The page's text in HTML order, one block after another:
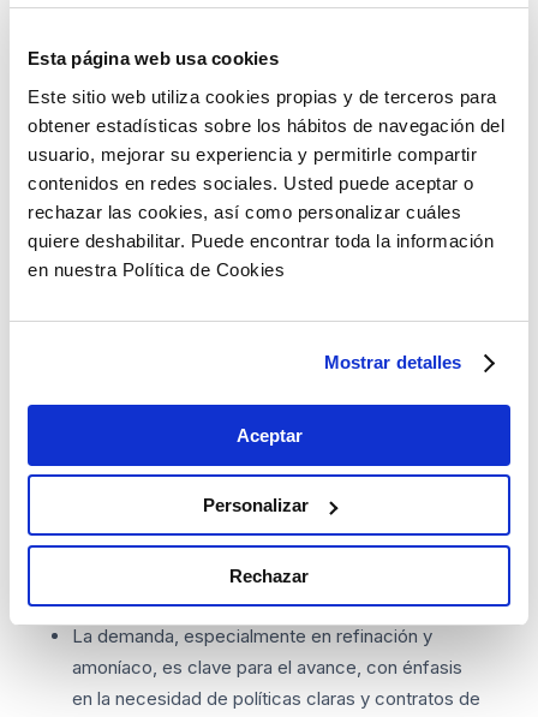
Esta página web usa cookies
Este sitio web utiliza cookies propias y de terceros para
obtener estadísticas sobre los hábitos de navegación del
usuario, mejorar su experiencia y permitirle compartir
contenidos en redes sociales. Usted puede aceptar o
rechazar las cookies, así como personalizar cuáles
quiere deshabilitar. Puede encontrar toda la información
en nuestra Política de Cookies
Mostrar detalles
Aceptar
Personalizar
Rechazar
comprometidas provenga de Europa y
desarrollo en estas regiones.
Sectores clave y demanda
La refinación en Europa y el amoníaco en EE.UU.
y Asia muestran mayor crecimiento, impulsados
por políticas regulatorias y de mercado.
combustible. Se observa un cambio hacia
crecimiento en ventas de camiones y autobuses.
Perspectiva de los expertos de la
El 83% confía en el crecimiento continuo del
sector a pesar de los desafíos, y el 74%
mantiene o aumenta su apetito de inversión.
La demanda, especialmente en refinación y
amoníaco, es clave para el avance, con énfasis
en la necesidad de políticas claras y contratos de